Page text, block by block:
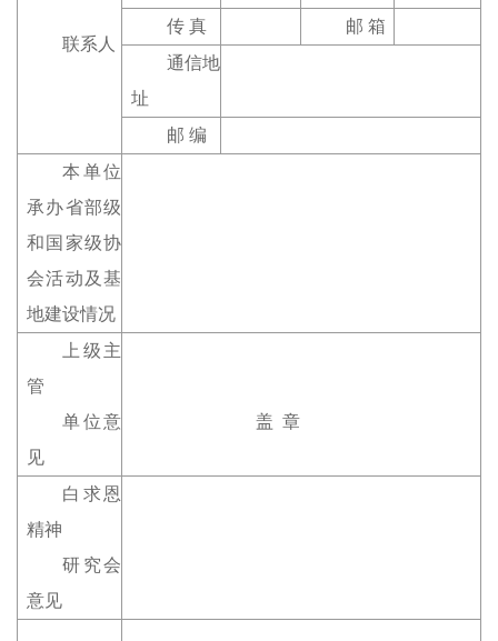
联系人
传 真
邮 箱
通信地
址
邮 编
本单位
承办省部级
和国家级协
会活动及基
地建设情况
上级主
管
单位意
见
盖 章
白求恩
精神
研究会
意见